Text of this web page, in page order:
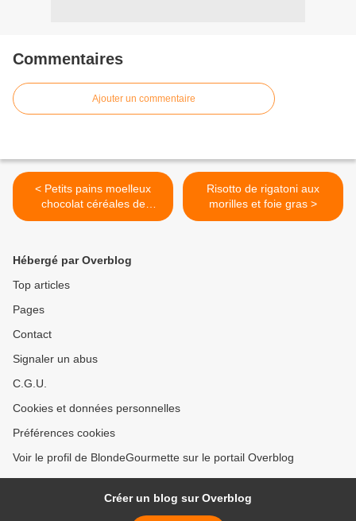
Commentaires
Ajouter un commentaire
< Petits pains moelleux
chocolat céréales de
Frédéric Bau
Risotto de rigatoni aux
morilles et foie gras >
Hébergé par Overblog
Top articles
Pages
Contact
Signaler un abus
C.G.U.
Cookies et données personnelles
Préférences cookies
Voir le profil de BlondeGourmette sur le portail Overblog
Créer un blog sur Overblog